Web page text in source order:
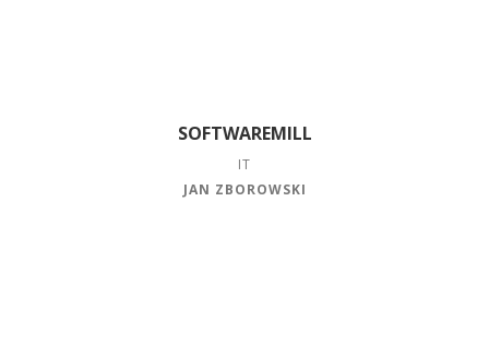
SOFTWAREMILL
IT
JAN ZBOROWSKI